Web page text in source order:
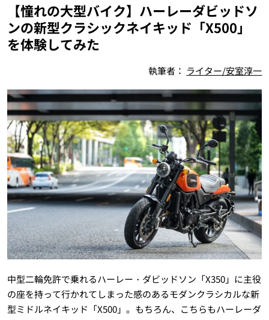
【憧れの大型バイク】ハーレーダビッドソ
ンの新型クラシックネイキッド「X500」
を体験してみた
執筆者： ライター/安室淳一
中型二輪免許で乗れるハーレー・ダビッドソン「X350」に主役
の座を持って行かれてしまった感のあるモダンクラシカルな新
型ミドルネイキッド「X500」。もちろん、こちらもハーレーダ